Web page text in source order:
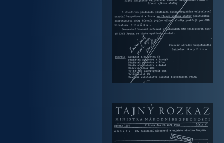
zobrazit PDF dokument